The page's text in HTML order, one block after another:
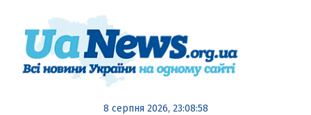
8 серпня 2026, 23:08:58